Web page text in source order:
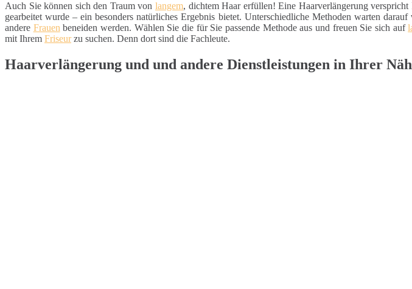
Auch Sie können sich den Traum von langem, dichtem Haar erfüllen! Eine Haarverlängerung
gearbeitet wurde – ein besonders natürliches Ergebnis bietet. Unterschiedliche Methoden warten
andere Frauenbeneiden werden. Wählen Sie die für Sie passende Methode aus und freuen Sie sich auf
mit Ihrem Friseurzu suchen. Denn dort sind die Fachleute.
Haarverlängerung und und andere Dienstleistungen in Ihrer